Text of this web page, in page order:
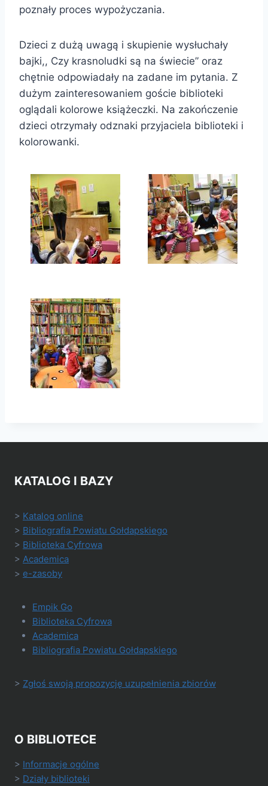
poznały proces wypożyczania.
Dzieci z dużą uwagą i skupienie wysłuchały
bajki,, Czy krasnoludki są na świecie” oraz
chętnie odpowiadały na zadane im pytania. Z
dużym zainteresowaniem goście biblioteki
oglądali kolorowe książeczki. Na zakończenie
dzieci otrzymały odznaki przyjaciela biblioteki i
kolorowanki.
KATALOG I BAZY
> Katalog online
> Bibliografia Powiatu Gołdapskiego
> Biblioteka Cyfrowa
> Academica
> e-zasoby
Empik Go
Biblioteka Cyfrowa
Academica
Bibliografia Powiatu Gołdapskiego
> Zgłoś swoją propozycję uzupełnienia zbiorów
O BIBLIOTECE
> Informacje ogólne
> Działy biblioteki